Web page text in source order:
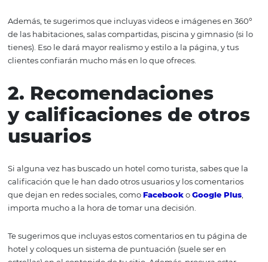
recorridos 360
que incluyas fotos de buena calidad de tus
comodidades y servicios de comida. Intenta que tengan
ángulos y una buena iluminación.
profesional, pero sino, anímate a hacer lo tú mismo.
buenos programas de diseño disponibles en la web!
Además, te sugerimos que incluyas videos e imágenes
tienes). Eso le dará mayor realismo y estilo a la página, y